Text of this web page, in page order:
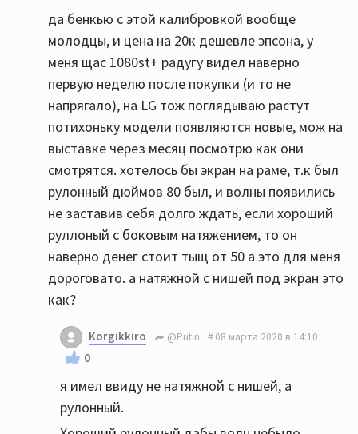
да бенкью с этой калибровкой вообще
молодцы, и цена на 20к дешевле эпсона, у
меня щас 1080st+ радугу видел наверно
первую неделю после покупки (и то не
напрягало), на LG тож поглядываю растут
потихоньку модели появляются новые, мож на
выставке через месяц посмотрю как они
смотрятся. хотелось бы экран на раме, т.к был
рулонный дюймов 80 был, и волны появились
не заставив себя долго ждать, если хороший
руллоный с боковым натяжением, то он
наверно денег стоит тыщ от 50 а это для меня
дороговато. а натяжной с нишей под экран это
как?
Korgikkiro @Putin 08 марта 2020 в 14:10
0
я имел ввиду не натяжной с нишей, а
рулонный.